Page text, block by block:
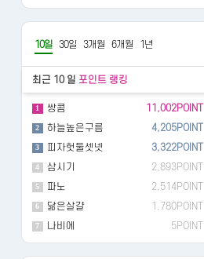
10일 30일 3개월 6개월 1년
최근 10 일 포인트 랭킹
1 쌍콤 11,002POINT
2 하늘높은구름 4,205POINT
3 피자헛둘셋넷 3,322POINT
4 삼시기 2,893POINT
5 파노 2,514POINT
6 닮은살걀 1,780POINT
7 나비에 5POINT